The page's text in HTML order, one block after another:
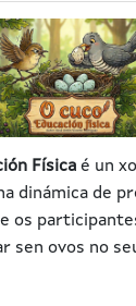
Física é un
dinámica de
os
sen ovos no